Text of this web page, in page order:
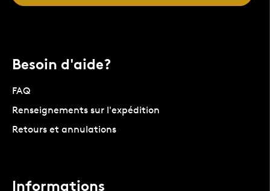
Besoin d'aide?
FAQ
Renseignements sur l'expédition
Retours et annulations
Informations